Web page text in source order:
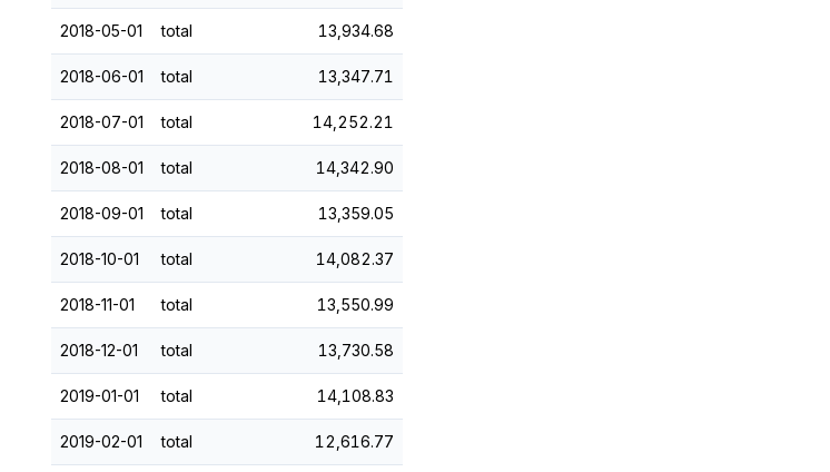
2018-05-01 total 13,934.68
2018-06-01 total 13,347.71
2018-07-01 total 14,252.21
2018-08-01 total 14,342.90
2018-09-01 total 13,359.05
2018-10-01 total 14,082.37
2018-11-01 total 13,550.99
2018-12-01 total 13,730.58
2019-01-01 total 14,108.83
2019-02-01 total 12,616.77